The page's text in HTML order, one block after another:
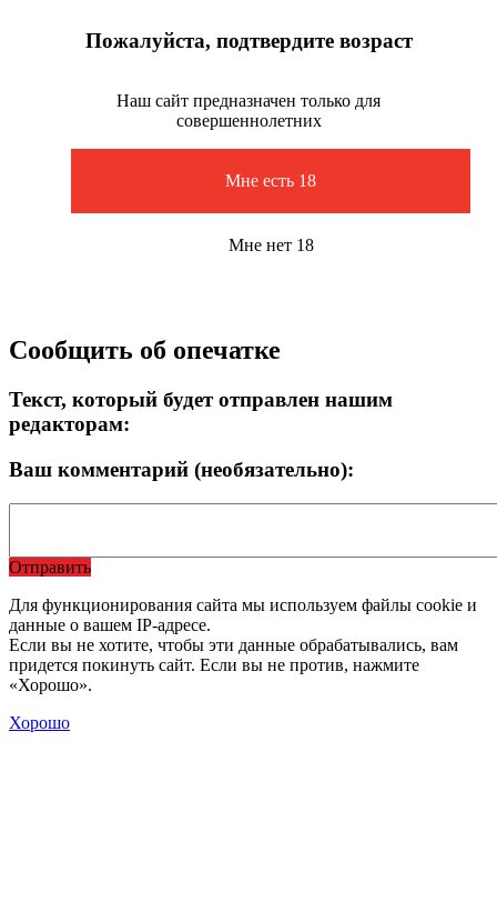
Пожалуйста, подтвердите возраст
Наш сайт предназначен только для
совершеннолетних
Мне есть 18
Мне нет 18
Сообщить об опечатке
Текст, который будет отправлен нашим
редакторам:
Ваш комментарий (необязательно):
Отправить
Для функционирования сайта мы используем файлы cookie и
данные о вашем IP-адресе.
Если вы не хотите, чтобы эти данные обрабатывались, вам
придется покинуть сайт. Если вы не против, нажмите
«Хорошо».
Хорошо